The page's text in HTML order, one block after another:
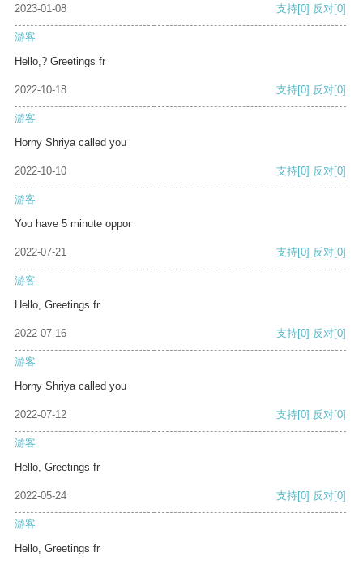
2023-01-08 支持[0] 反对[0]
游客
Hello,? Greetings fr
2022-10-18 支持[0] 反对[0]
游客
Horny Shriya called you
2022-10-10 支持[0] 反对[0]
游客
You have 5 minute oppor
2022-07-21 支持[0] 反对[0]
游客
Hello, Greetings fr
2022-07-16 支持[0] 反对[0]
游客
Horny Shriya called you
2022-07-12 支持[0] 反对[0]
游客
Hello, Greetings fr
2022-05-24 支持[0] 反对[0]
游客
Hello, Greetings fr